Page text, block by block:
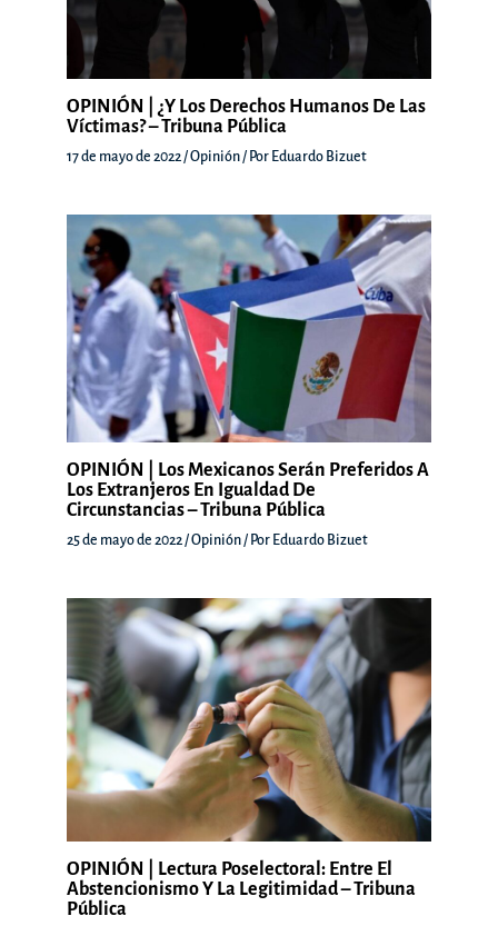
OPINIÓN | ¿Y Los Derechos Humanos De Las
Víctimas? – Tribuna Pública
17 de mayo de 2022/Opinión/ Por Eduardo Bizuet
OPINIÓN | Los Mexicanos Serán Preferidos A
Los Extranjeros En Igualdad De
Circunstancias – Tribuna Pública
25 de mayo de 2022/Opinión/ Por Eduardo Bizuet
OPINIÓN | Lectura Poselectoral: Entre El
Abstencionismo Y La Legitimidad – Tribuna
Pública